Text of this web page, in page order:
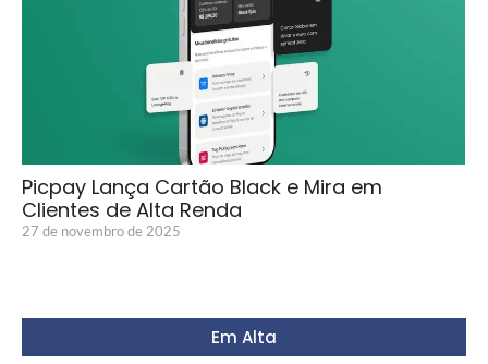
Picpay Lança Cartão Black e Mira em
Clientes de Alta Renda
27 de novembro de 2025
Em Alta